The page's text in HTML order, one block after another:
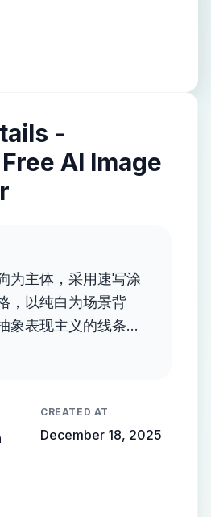
-
AI Image
为主体，采用速写涂
，以纯白为场景背
象表现主义的线条感
味性结合，色调上以
角为平视的半身特
洁留白，构图形式采
CREATED AT
December 18, 2025